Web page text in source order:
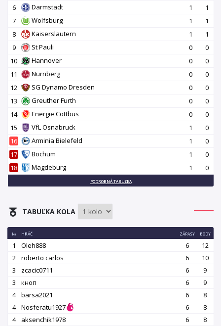
6
Darmstadt 1
1
7
Wolfsburg 1
1
8
Kaiserslautern 1
1
9
St Pauli 0
0
10
Hannover 0
0
11
Nurnberg 0
0
12
SG Dynamo Dresden 0
0
13
Greuther Furth 0
0
14
Energie Cottbus 0
0
15
VfL Osnabruck 1
0
16
Arminia Bielefeld 1
0
17
Bochum 1
0
18
Magdeburg 1 0
PODROBNÁ TABUĽKA
TABUĽKA KOLA
№ HRÁČ ZÁPASY BODY
1 Oleh888 6
12
2
roberto carlos 6
10
3
zcacic0711 6
9
3
кноп 6
9
4
barsa2021 6
8
4
Nosferatu1927 6
8
4
aksenchik1978 6
8